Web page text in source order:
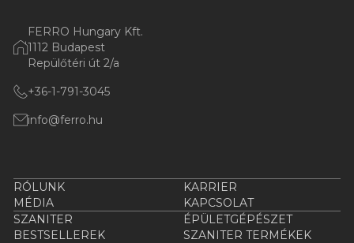
FERRO Hungary Kft.
1112 Budapest
Repülőtéri út 2/a
+36-1-791-3045
info@ferro.hu
RÓLUNK
KARRIER
MÉDIA
KAPCSOLAT
SZANITER
ÉPÜLETGÉPÉSZET
BESTSELLEREK
SZANITER TERMÉKEK